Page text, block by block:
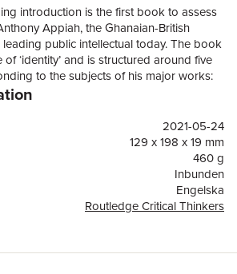
introduction is the first book to assess
Appiah, the Ghanaian-British
public intellectual today. The book
‘identity’ and is structured around five
to the subjects of his major works:
cosmopolitanism, and moral revolutions.
of personal and social identity—
race, gender, sexuality, or class, among
of Appiah. • Locates Appiah within a
engagement with these issues—
as W. E. B. Du Bois, John Stuart Mill, and
thus, how Appiah is both an inheritor
a more diverse and wider-reaching
2021-05-24
129 x 198 x 19 mm
460 g
Inbunden
Engelska
Routledge Critical Thinkers
9780367223595